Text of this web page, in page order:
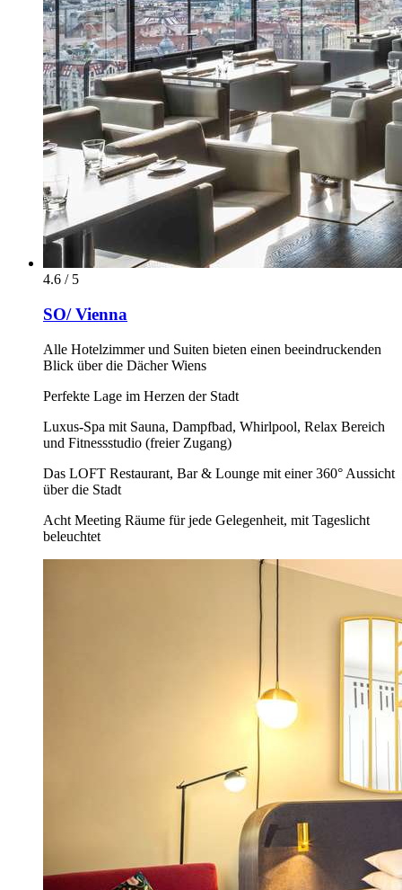
4.6 / 5
SO/ Vienna
Alle Hotelzimmer und Suiten bieten einen beeindruckenden
Blick über die Dächer Wiens
Perfekte Lage im Herzen der Stadt
Luxus-Spa mit Sauna, Dampfbad, Whirlpool, Relax Bereich
und Fitnessstudio (freier Zugang)
Das LOFT Restaurant, Bar & Lounge mit einer 360° Aussicht
über die Stadt
Acht Meeting Räume für jede Gelegenheit, mit Tageslicht
beleuchtet